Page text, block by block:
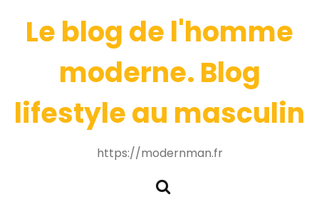
Le blog de l'homme
moderne. Blog
lifestyle au masculin
https://modernman.fr